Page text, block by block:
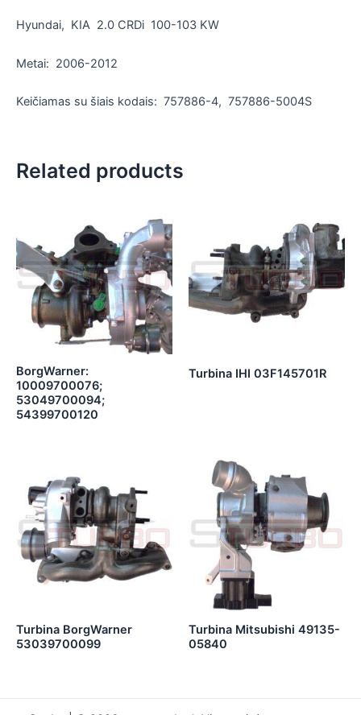
Hyundai, KIA 2.0 CRDi 100-103 KW
Metai: 2006-2012
Keičiamas su šiais kodais: 757886-4, 757886-5004S
Related products
BorgWarner:
10009700076;
53049700094;
54399700120
Turbina IHI 03F145701R
Turbina BorgWarner
53039700099
Turbina Mitsubishi 49135-
05840